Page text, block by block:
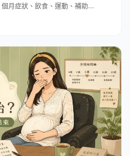
月症狀、飲食、運動、補助...